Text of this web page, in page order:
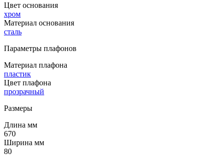
Цвет основания
хром
Материал основания
сталь
Параметры плафонов
Материал плафона
пластик
Цвет плафона
прозрачный
Размеры
Длина мм
670
Ширина мм
80